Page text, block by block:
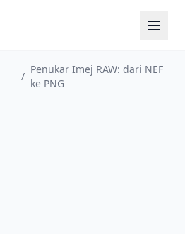
/
Penukar Imej RAW: dari NEF
ke PNG